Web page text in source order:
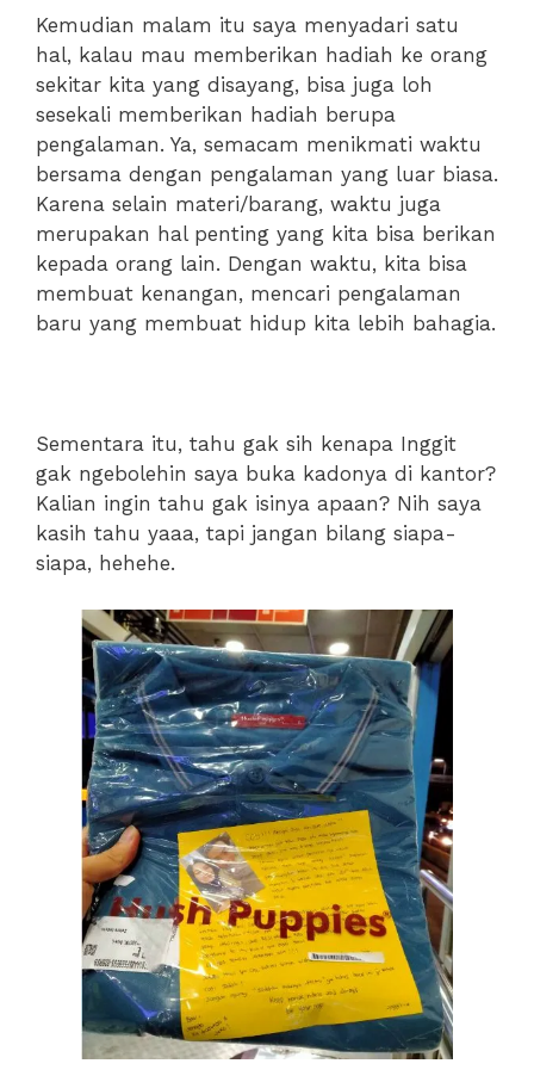
Kemudian malam itu saya menyadari satu
hal, kalau mau memberikan hadiah ke orang
sekitar kita yang disayang, bisa juga loh
sesekali memberikan hadiah berupa
pengalaman. Ya, semacam menikmati waktu
bersama dengan pengalaman yang luar biasa.
Karena selain materi/barang, waktu juga
merupakan hal penting yang kita bisa berikan
kepada orang lain. Dengan waktu, kita bisa
membuat kenangan, mencari pengalaman
baru yang membuat hidup kita lebih bahagia.
Sementara itu, tahu gak sih kenapa Inggit
gak ngebolehin saya buka kadonya di kantor?
Kalian ingin tahu gak isinya apaan? Nih saya
kasih tahu yaaa, tapi jangan bilang siapa-
siapa, hehehe.